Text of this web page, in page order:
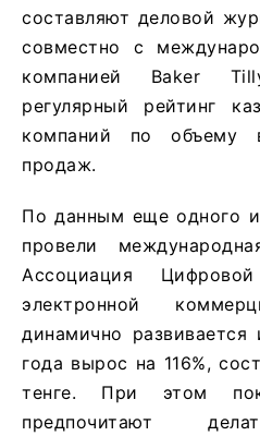
составляют деловой
совместно с
компанией Baker
регулярный рейтинг
компаний по объему
продаж.
По данным еще одного
провели
Ассоциация
электронной
динамично
года вырос на 116%,
тенге. При этом
предпочитают